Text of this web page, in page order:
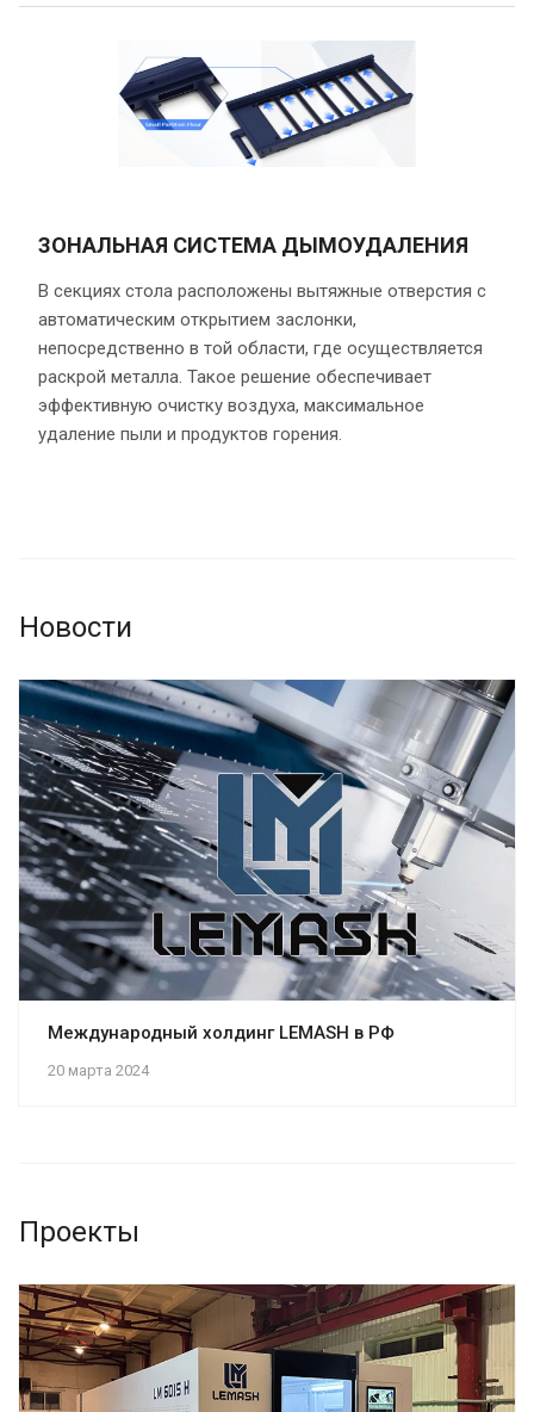
ЗОНАЛЬНАЯ СИСТЕМА ДЫМОУДАЛЕНИЯ
В секциях стола расположены вытяжные отверстия с
автоматическим открытием заслонки,
непосредственно в той области, где осуществляется
раскрой металла. Такое решение обеспечивает
эффективную очистку воздуха, максимальное
удаление пыли и продуктов горения.
Новости
20 марта 2024
Международный холдинг LEMASH в РФ
Проекты